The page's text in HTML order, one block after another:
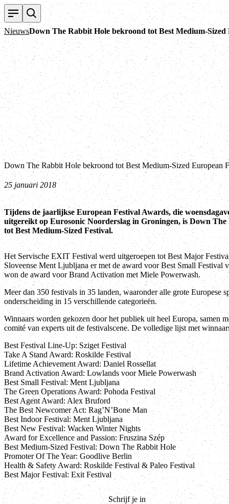
NieuwsDown The Rabbit Hole bekroond tot Best Medium-Sized
Down The Rabbit Hole bekroond tot Best Medium-Sized European
25 januari 2018
Tijdens de jaarlijkse European Festival Awards, die
uitgereikt op Eurosonic Noorderslag in Groningen, is Down
tot Best Medium-Sized Festival.
Het Servische EXIT Festival werd uitgeroepen tot Best Major
Sloveense Ment Ljubljana er met de award voor Best Small Festival
won de award voor Brand Activation met Miele Powerwash.
Meer dan 350 festivals in 35 landen, waaronder alle grote Europese
onderscheiding in 15 verschillende categorieën.
Winnaars worden gekozen door het publiek uit heel Europa, samen
comité van experts uit de festivalscene. De volledige lijst met
Best Festival Line-Up: Sziget Festival
Take A Stand Award: Roskilde Festival
Lifetime Achievement Award: Daniel Rossellat
Brand Activation Award: Lowlands voor Miele Powerwash
Best Small Festival: Ment Ljubljana
The Green Operations Award: Pohoda Festival
Best Agent Award: Alex Bruford
The Best Newcomer Act: Rag’N’Bone Man
Best Indoor Festival: Ment Ljubljana
Best New Festival: Wacken Winter Nights
Award for Excellence and Passion: Fruszina Szép
Best Medium-Sized Festival: Down The Rabbit Hole
Promoter Of The Year: Goodlive Berlin
Health & Safety Award: Roskilde Festival & Paleo Festival
Best Major Festival: Exit Festival
Schrijf je in